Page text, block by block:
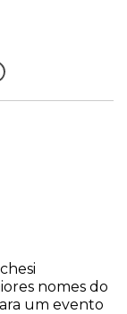
nomes do
um evento